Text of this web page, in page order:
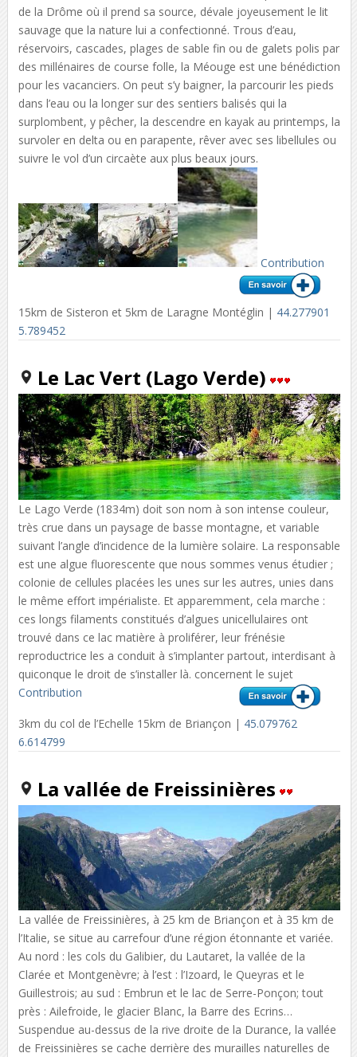
de la Drôme où il prend sa source, dévale joyeusement le lit
sauvage que la nature lui a confectionné. Trous d’eau,
réservoirs, cascades, plages de sable fin ou de galets polis par
des millénaires de course folle, la Méouge est une bénédiction
pour les vacanciers. On peut s’y baigner, la parcourir les pieds
dans l’eau ou la longer sur des sentiers balisés qui la
surplombent, y pêcher, la descendre en kayak au printemps, la
survoler en delta ou en parapente, rêver avec ses libellules ou
suivre le vol d’un circaète aux plus beaux jours.
Contribution
15km de Sisteron et 5km de Laragne Montéglin | 44.277901
5.789452
Le Lac Vert (Lago Verde)
Le Lago Verde (1834m) doit son nom à son intense couleur,
très crue dans un paysage de basse montagne, et variable
suivant l’angle d’incidence de la lumière solaire. La responsable
est une algue fluorescente que nous sommes venus étudier ;
colonie de cellules placées les unes sur les autres, unies dans
le même effort impérialiste. Et apparemment, cela marche :
ces longs filaments constitués d’algues unicellulaires ont
trouvé dans ce lac matière à proliférer, leur frénésie
reproductrice les a conduit à s’implanter partout, interdisant à
quiconque le droit de s’installer là. concernent le sujet
Contribution
3km du col de l’Echelle 15km de Briançon | 45.079762
6.614799
La vallée de Freissinières
La vallée de Freissinières, à 25 km de Briançon et à 35 km de
l’Italie, se situe au carrefour d’une région étonnante et variée.
Au nord : les cols du Galibier, du Lautaret, la vallée de la
Clarée et Montgenèvre; à l’est : l’Izoard, le Queyras et le
Guillestrois; au sud : Embrun et le lac de Serre-Ponçon; tout
près : Ailefroide, le glacier Blanc, la Barre des Ecrins…
Suspendue au-dessus de la rive droite de la Durance, la vallée
de Freissinières se cache derrière des murailles naturelles de